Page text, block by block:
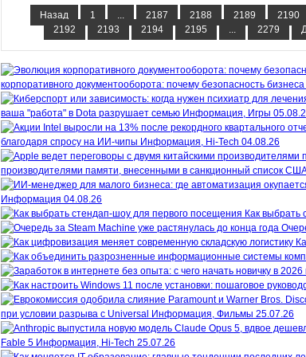
Назад 1 ... 2187 2188 2189 2190
2192
2193 2194 2195 ... 2279
корпоративного документооборота: почему безопасность
ваша "работа" в Dota разрушает семью Информация, Игры
благодаря спросу на ИИ-чипы Информация, Hi-Tech 04.08.26
производителями памяти, внесенными в санкционный список
Информация 04.08.26
Как выбрать
при условии разрыва с Universal Информация, Фильмы 25.07.26
Fable 5 Информация, Hi-Tech 25.07.26